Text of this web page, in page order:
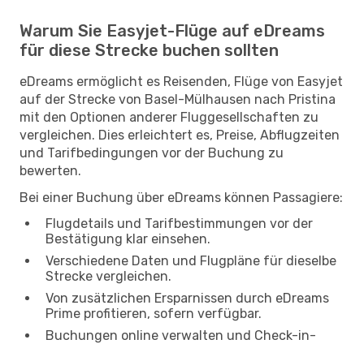
Warum Sie Easyjet-Flüge auf eDreams
für diese Strecke buchen sollten
eDreams ermöglicht es Reisenden, Flüge von Easyjet
auf der Strecke von Basel-Mülhausen nach Pristina
mit den Optionen anderer Fluggesellschaften zu
vergleichen. Dies erleichtert es, Preise, Abflugzeiten
und Tarifbedingungen vor der Buchung zu
bewerten.
Bei einer Buchung über eDreams können Passagiere:
Flugdetails und Tarifbestimmungen vor der
Bestätigung klar einsehen.
Verschiedene Daten und Flugpläne für dieselbe
Strecke vergleichen.
Von zusätzlichen Ersparnissen durch eDreams
Prime profitieren, sofern verfügbar.
Buchungen online verwalten und Check-in-